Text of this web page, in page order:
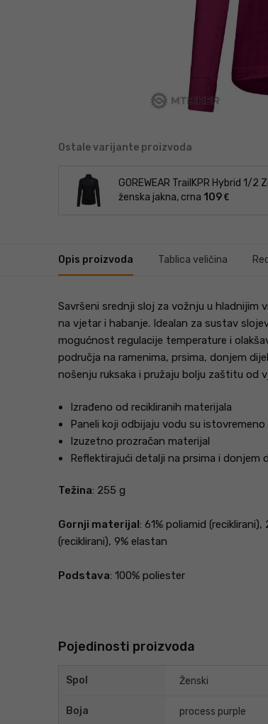
Ostale varijante proizvoda
GOREWEAR TrailKPR Hybrid 1/2
ženska jakna, crna 109 €
Opis proizvoda Tablica veličina
Savršeni srednji sloj za vožnju u hladnijim
na vjetar i habanje. Idealan za sustav
mogućnost regulacije temperature i
područja na ramenima, prsima, donjem
nošenju ruksaka i pružaju bolju zaštitu od
Izrađeno od recikliranih materijala
Paneli koji odbijaju vodu su
Izuzetno prozračan materijal
Reflektirajući detalji na prsima i donjem
Težina: 255 g
Gornji materijal : 61% poliamid
(reciklirani), 9% elastan
Podstava: 100% poliester
Pojedinosti proizvoda
Spol Ženski
Boja process purple